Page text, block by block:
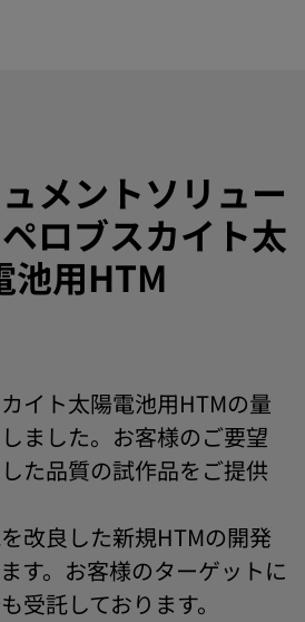
メントソリュー
ロブスカイト太
池用HTM
イト太陽電池用HTMの量
ました。お客様のご要望
た品質の試作品をご提供
改良した新規HTMの開発
す。お客様のターゲットに
受託しております。